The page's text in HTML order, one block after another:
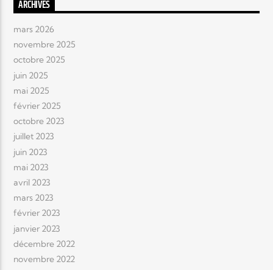
ARCHIVES
mars 2026
novembre 2025
octobre 2025
juin 2025
mai 2025
février 2025
octobre 2023
juillet 2023
juin 2023
mai 2023
avril 2023
mars 2023
février 2023
janvier 2023
décembre 2022
novembre 2022